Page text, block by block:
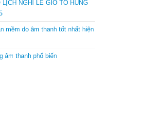
NGHỈ LỄ GIỖ TỔ HÙNG